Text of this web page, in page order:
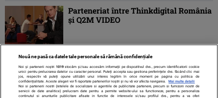
Parteneriat între Thinkdigital România
şi Q2M VIDEO
Nouă ne pasă ca datele tale personale să rămână confidențiale
Noi și partenerii noștri 1019stocăm și/sau accesăm informații pe dispozitivul dvs., precum identificatorii cookie
unici pentru prelucrarea datelor cu caracter personal. Puteți accepta sau gestiona preferințele dvs. făcând clic mai
jos, respectiv vă puteți opune utilizării unui interes legitim în orice moment pe pagina cu politica de
confidențialitate. Aceste alegeri vor fi raportate partenerilor noștri și nu vă vor afecta navigarea.
Mai multe detalii
Noi si partenerii nostri (retelele de socializare si agentiile de publicitate partenere, precum si furnizorii nostri de
servicii de date analitice) prelucram date pentru a permite website-ului sa functioneze, pentru a personaliza
continutul si anunturile publicitare afisate in functie de interesele si/sau profilul dvs., pentru a va oferi